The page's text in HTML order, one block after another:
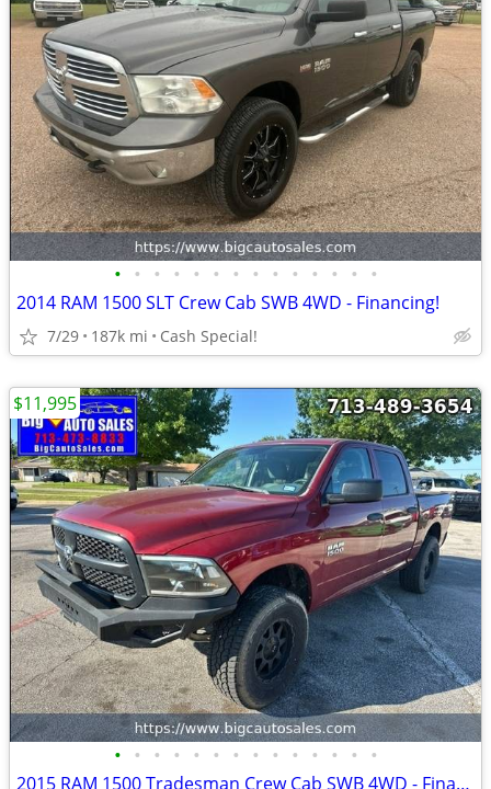
• • • • • • • • • • • • • •
2014 RAM 1500 SLT Crew Cab SWB 4WD - Financing!
7/29 187k mi Cash Special!
• • • • • • • • • • • • • •
2015 RAM 1500 Tradesman Crew Cab SWB 4WD - Financing!
$11,995